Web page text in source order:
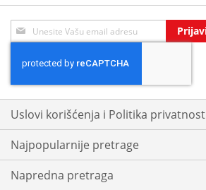
Sign
Up
Our
Newsletter:
Uslovi korišćenja i Politika
Najpopularnije pretrage
Napredna pretraga